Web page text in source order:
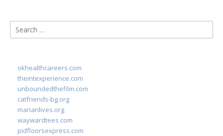
Search
for:
okhealthcareers.com
theintexperience.com
unboundedthefilm.com
catfriends-bg.org
marianlives.org
waywardtees.com
pidfloorsexpress.com